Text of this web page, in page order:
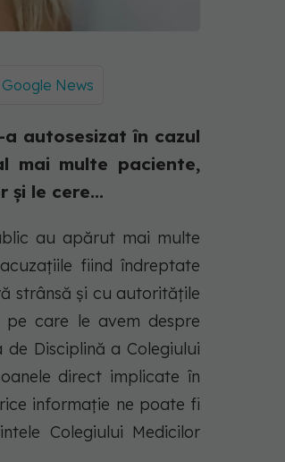
News
a autosesizat în cazul
mai multe paciente,
și le cere...
au apărut mai multe
fiind îndreptate
strânsă și cu autoritățile
care le avem despre
Disciplină a Colegiului
direct implicate în
informație ne poate fi
Colegiului Medicilor